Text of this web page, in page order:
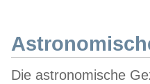
Die astronomische